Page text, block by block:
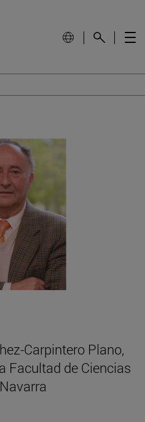
Carpintero Plano,
Facultad de Ciencias